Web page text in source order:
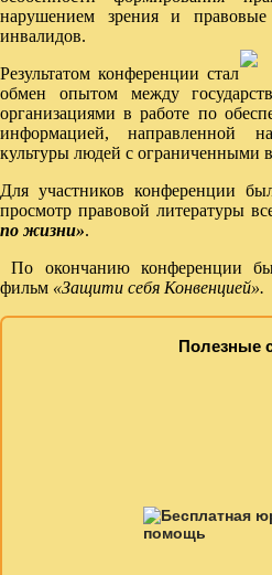
нарушением зрения и
инвалидов.
Результатом конференции стал
обмен опытом между
организациями в работе по
информацией, направленной
культуры людей с ограниченными
Для участников конференции
просмотр правовой литературы
по жизни».
По окончанию конференции
фильм «Защити себя Конвенцией».
Полезные